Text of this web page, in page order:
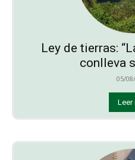
Ley de tierras:
conlleva
05/
Leer